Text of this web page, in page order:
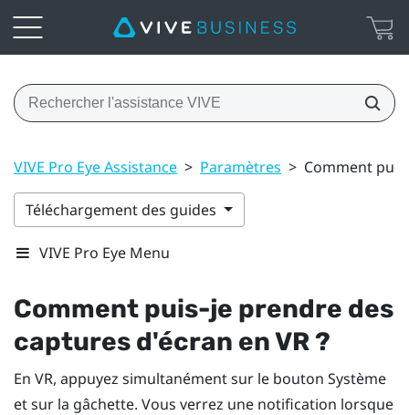
VIVE Pro Eye Assistance > Paramètres > Comment
Téléchargement des guides
VIVE Pro Eye Menu
Comment puis-je prendre des
captures d'écran en VR ?
En VR, appuyez simultanément sur le bouton Système
et sur la gâchette. Vous verrez une notification lorsque